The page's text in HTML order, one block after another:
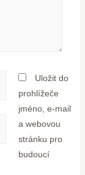
Uložit do
prohlížeče
jméno, e-mail
a webovou
stránku pro
budoucí